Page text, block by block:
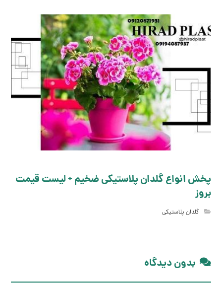
پخش انواع گلدان پلاستیکی ضخیم + لیست قیمت
بروز
گلدان پلاستیکی
بدون دیدگاه